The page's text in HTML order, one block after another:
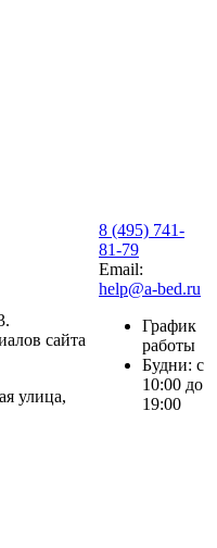
сайта
улица,
8 (495) 741-
81-79
Email:
help@a-bed.ru
График
работы
Будни: с
10:00 до
19:00